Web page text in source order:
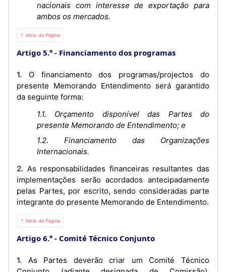
nacionais com interesse de exportação para
ambos os mercados.
⇡ Início da Página
Artigo 5.° Financiamento dos programas
1. O financiamento dos programas/projectos do
presente Memorando Entendimento será garantido
da seguinte forma:
1.1. Orçamento disponível das Partes do
presente Memorando de Entendimento; e
1.2. Financiamento das Organizações
Internacionais.
2. As responsabilidades financeiras resultantes das
implementações serão acordados antecipadamente
pelas Partes, por escrito, sendo consideradas parte
integrante do presente Memorando de Entendimento.
⇡ Início da Página
Artigo 6.° Comité Técnico Conjunto
1. As Partes deverão criar um Comité Técnico